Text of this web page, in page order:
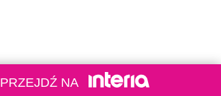
PRZEJDŹ NA